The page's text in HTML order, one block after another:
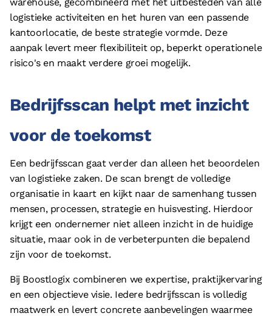
logistieke activiteiten en het huren van een passende
kantoorlocatie, de beste strategie vormde. Deze
aanpak levert meer flexibiliteit op, beperkt operationele
risico's en maakt verdere groei mogelijk.
Bedrijfsscan helpt met inzicht
voor de toekomst
Een bedrijfsscan gaat verder dan alleen het beoordelen
van logistieke zaken. De scan brengt de volledige
organisatie in kaart en kijkt naar de samenhang tussen
mensen, processen, strategie en huisvesting. Hierdoor
krijgt een ondernemer niet alleen inzicht in de huidige
situatie, maar ook in de verbeterpunten die bepalend
zijn voor de toekomst.
Bij Boostlogix combineren we expertise, praktijkervaring
en een objectieve visie. Iedere bedrijfsscan is volledig
maatwerk en levert concrete aanbevelingen waarmee